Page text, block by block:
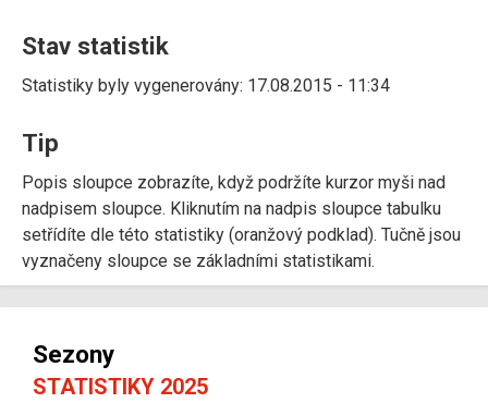
Stav statistik
Statistiky byly vygenerovány: 17.08.2015 - 11:34
Tip
Popis sloupce zobrazíte, když podržíte kurzor myši nad
nadpisem sloupce. Kliknutím na nadpis sloupce tabulku
setřídíte dle této statistiky (oranžový podklad). Tučně jsou
vyznačeny sloupce se základními statistikami.
Sezony
STATISTIKY 2025